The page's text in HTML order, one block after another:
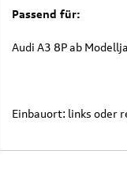
Passend für:
Audi A3 8P ab
Einbauort: links oder